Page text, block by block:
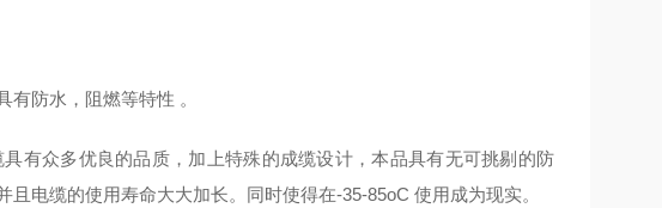
防水，阻燃等特性 。
众多优良的品质，加上特殊的成缆设计，本品具有无可挑剔的防
电缆的使用寿命大大加长。同时使得在-35-85oC 使用成为现实。